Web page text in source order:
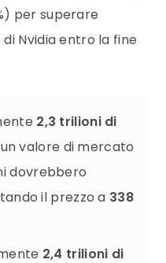
per superare
Nvidia entro la fine
2,3 trilioni di
valore di mercato
dovrebbero
il prezzo a 338
2,4 trilioni di